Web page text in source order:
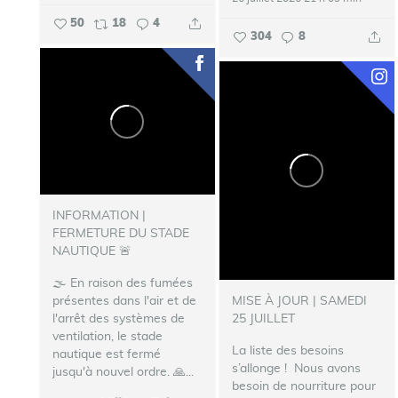
50 18 4
304 8
INFORMATION |
FERMETURE DU STADE
NAUTIQUE 🚨
🌫️ En raison des fumées
présentes dans l'air et de
l'arrêt des systèmes de
ventilation, le stade
nautique est fermé
jusqu'à nouvel ordre. 🙏...
MISE À JOUR | SAMEDI
25 JUILLET
La liste des besoins
s’allonge !
‍ Nous avons
besoin de nourriture pour